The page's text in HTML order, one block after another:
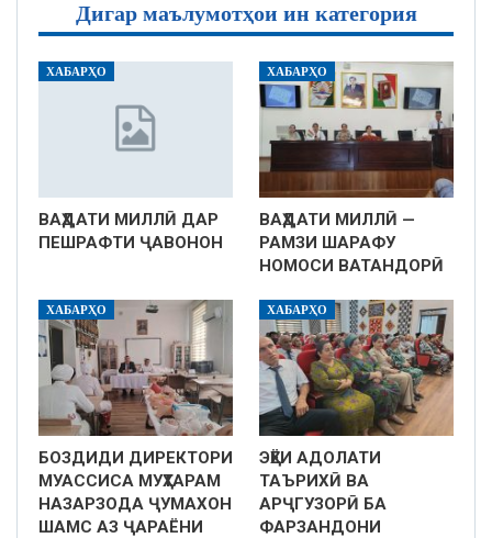
Дигар маълумотҳои ин категория
ХАБАРҲО
ВАҲДАТИ МИЛЛӢ ДАР
ПЕШРАФТИ ҶАВОНОН
ХАБАРҲО
ВАҲДАТИ МИЛЛӢ —
РАМЗИ ШАРАФУ
НОМОСИ ВАТАНДОРӢ
ХАБАРҲО
БОЗДИДИ ДИРЕКТОРИ
МУАССИСА МУҲТАРАМ
НАЗАРЗОДА ҶУМАХОН
ШАМС АЗ ҶАРАЁНИ
ХАБАРҲО
ЭҲЁИ АДОЛАТИ
ТАЪРИХӢ ВА
АРҶГУЗОРӢ БА
ФАРЗАНДОНИ